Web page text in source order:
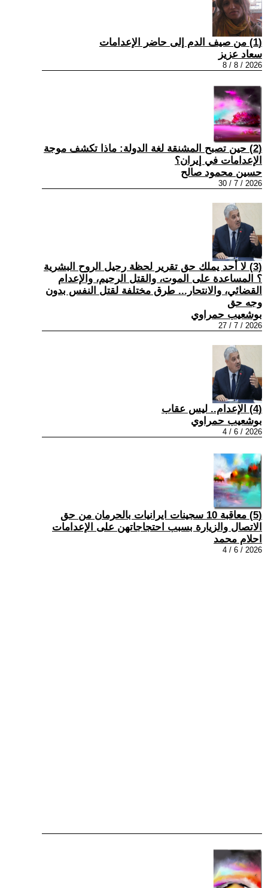
(1) من صيف الدم إلى حاضر الإعدامات
سعاد عزيز
2026 / 8 / 8
(2) حين تصبح المشنقة لغة الدولة: ماذا تكشف موجة
الإعدامات في إيران؟
حسين محمود صالح
2026 / 7 / 30
(3) لا أحد يملك حق تقرير لحظة رحيل الروح البشرية
؟ المساعدة على الموت، والقتل الرحيم، والإعدام
القضائي، والانتحار... طرق مختلفة لقتل النفس بدون
وجه حق
بوشعيب حمراوي
2026 / 7 / 27
(4) الإعدام.. ليس عقاب
بوشعيب حمراوي
2026 / 6 / 4
(5) معاقبة 10 سجينات ايرانيات بالحرمان من حق
الاتصال والزيارة بسبب احتجاجاتهن على الإعدامات
احلام محمد
2026 / 6 / 4